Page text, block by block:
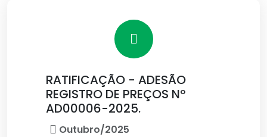
RATIFICAÇÃO - ADESÃO
REGISTRO DE PREÇOS Nº
AD00006-2025.
Outubro/2025